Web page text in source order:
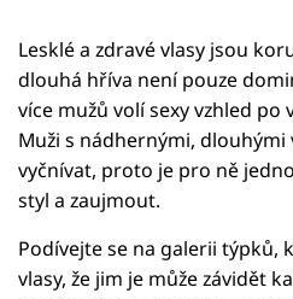
Lesklé a zdravé vlasy jsou
dlouhá hříva není pouze
více mužů volí sexy vzhled po
Muži s nádhernými, dlouhými
vyčnívat, proto je pro ně
styl a zaujmout.
Podívejte se na galerii týpků,
vlasy, že jim je může závidět